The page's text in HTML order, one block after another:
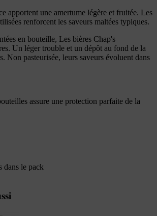
apportent une amertume légère et fruitée. Les
renforcent les saveurs maltées typiques.
en bouteille, Les bières Chap's
Un léger trouble et un dépôt au fond de la
Non pasteurisée, leurs saveurs évoluent dans
assure une protection parfaite de la
dans le pack